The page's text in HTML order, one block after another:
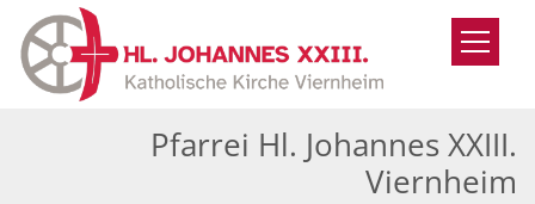
Zum Inhalt springen
Pfarrei Hl. Johannes XXIII.
Viernheim